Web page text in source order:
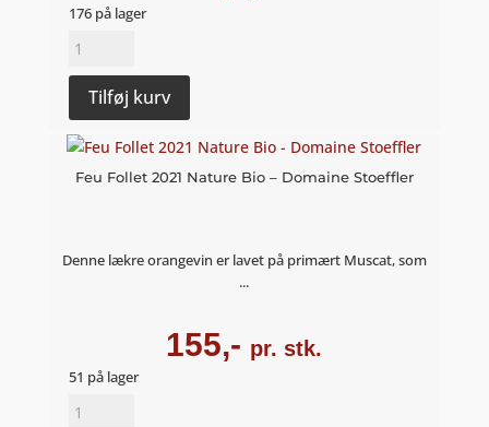
176 på lager
Crémant
Brut
-
Stoeffler
antal
Tilføj kurv
Feu Follet 2021 Nature Bio – Domaine Stoeffler
Denne lækre orangevin er lavet på primært Muscat, som
...
155,- pr. stk.
51 på lager
Feu